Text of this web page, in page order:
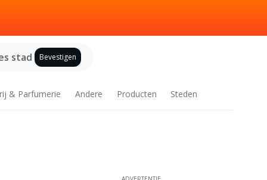
stad Bevestigen
& Parfumerie Andere Producten Steden